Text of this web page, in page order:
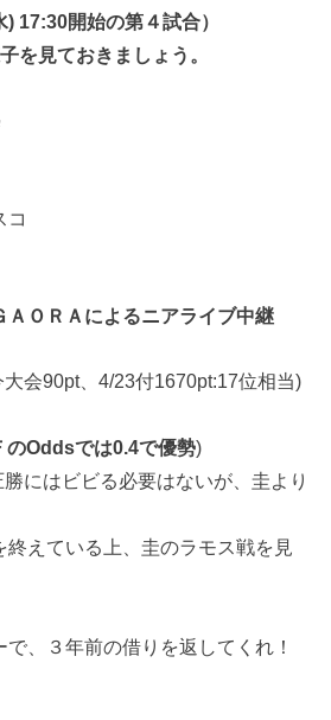
) 17:30開始の第４試合）
見ておきましょう。
コ
ＯＲＡによるニアライブ中継
会90pt、4/23付1670pt:17位相当)
のOddsでは0.4で優勢)
にはビビる必要はないが、圭より
えている上、圭のラモス戦を見
、３年前の借りを返してくれ！